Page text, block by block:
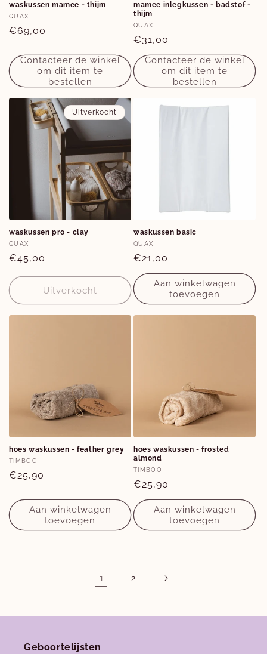
waskussen mamee - thijm
Verkoper:
QUAX
Normale
€69,00
Contacteer de winkel
om dit item te
bestellen
mamee inlegkussen - badstof -
thijm
Verkoper:
QUAX
Normale
prijs
€31,00
Contacteer de winkel
om dit item te
bestellen
Uitverkocht
waskussen pro - clay
Verkoper:
QUAX
Normale
€45,00
Uitverkocht
waskussen basic
Verkoper:
QUAX
Normale
prijs
€21,00
Aan winkelwagen
toevoegen
hoes waskussen - feather grey
Verkoper:
TIMBOO
Normale
€25,90
Aan winkelwagen
toevoegen
hoes waskussen - frosted
almond
Verkoper:
TIMBOO
Normale
prijs
€25,90
Aan winkelwagen
toevoegen
1 2
Geboortelijsten